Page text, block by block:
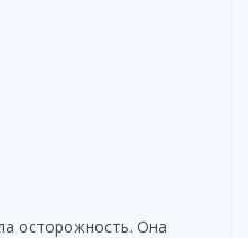
осторожность. Она